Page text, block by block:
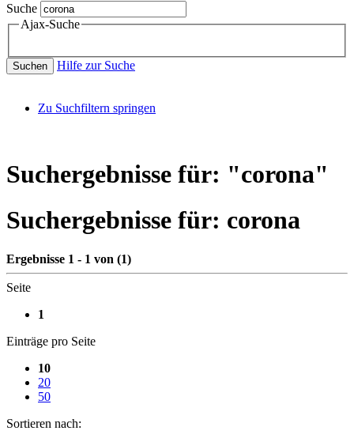
Suche
Ajax-Suche
Suchen Hilfe zur Suche
Zu Suchfiltern springen
Suchergebnisse für: "corona"
Suchergebnisse für: corona
Ergebnisse 1 - 1 von (1)
Seite
1
Einträge pro Seite
10
20
50
Sortieren nach: